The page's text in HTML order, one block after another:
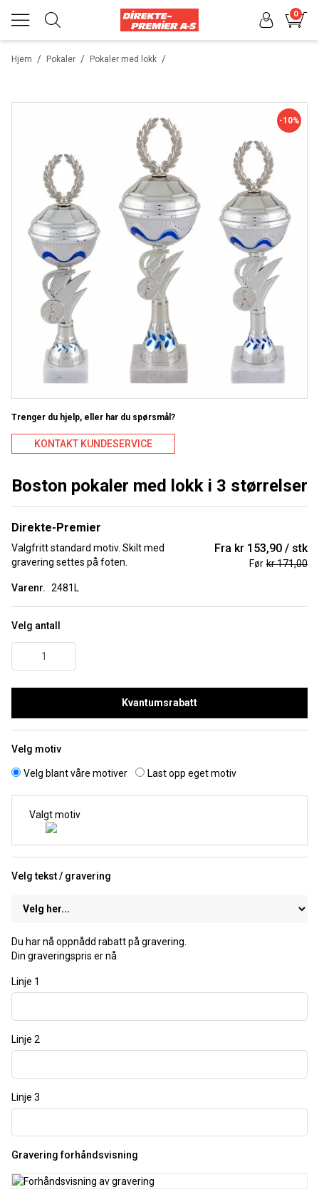
0
/
Hjem /
Pokaler /
Pokaler med lokk
-10%
Trenger du hjelp, eller har du spørsmål?
KONTAKT KUNDESERVICE
Boston pokaler med lokk i 3 størrelser
Direkte-Premier
Valgfritt standard motiv. Skilt med
gravering settes på foten.
Varenr. 2481L
Fra kr 153,90 stk
Før kr 171,00
Velg antall
Kvantumsrabatt
Velg motiv
Velg blant våre motiver Last opp eget motiv
Valgt motiv
Velg tekst / gravering
Du har nå oppnådd rabatt på gravering.
Din graveringspris er nå
Linje 1
Linje 2
Linje 3
Gravering forhåndsvisning